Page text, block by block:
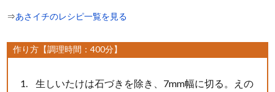
⇒あさイチのレシピ一覧を見る
作り方【調理時間：400分】
生しいたけは石づきを除き、7mm幅に切る。えの